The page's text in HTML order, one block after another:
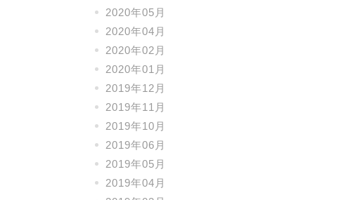
2020年05月
2020年04月
2020年02月
2020年01月
2019年12月
2019年11月
2019年10月
2019年06月
2019年05月
2019年04月